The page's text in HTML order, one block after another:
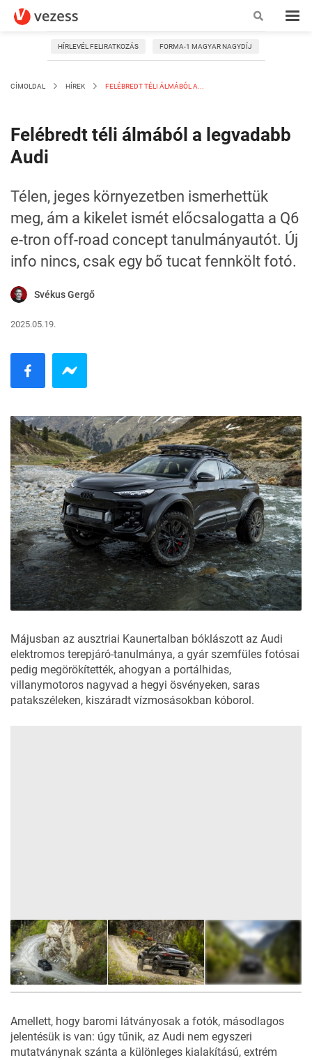
HÍRLEVÉL FELIRATKOZÁS FORMA-1 MAGYAR NAGYDÍJ
CÍMOLDAL HÍREK FELÉBREDT TÉLI ÁLMÁBÓL A...
Felébredt téli álmából a legvadabb
Audi
Télen, jeges környezetben ismerhettük
meg, ám a kikelet ismét előcsalogatta a Q6
e-tron off-road concept tanulmányautót. Új
info nincs, csak egy bő tucat fennkölt fotó.
Svékus Gergő
2025.05.19.
Májusban az ausztriai Kaunertalban bóklászott az Audi
elektromos terepjáró-tanulmánya, a gyár szemfüles fotósai
pedig megörökítették, ahogyan a portálhidas,
villanymotoros nagyvad a hegyi ösvényeken, saras
patakszéleken, kiszáradt vízmosásokban kóborol.
Amellett, hogy baromi látványosak a fotók, másodlagos
jelentésük is van: úgy tűnik, az Audi nem egyszeri
mutatványnak szánta a különleges kialakítású, extrém